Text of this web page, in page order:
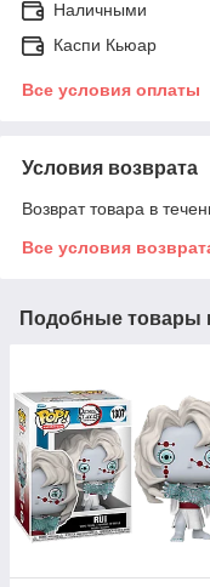
Наличными
Каспи Кьюар
Все условия оплаты
Условия возврата
Возврат товара в
Все условия
Подобные товары